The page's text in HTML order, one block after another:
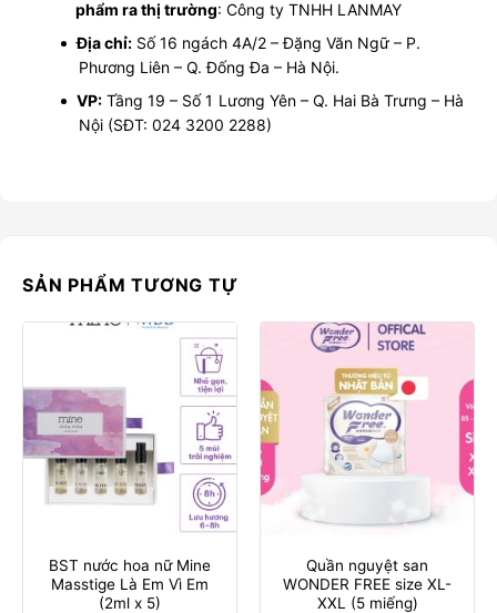
phẩm ra thị trường: Công ty TNHH LANMAY
Địa chỉ: Số 16 ngách 4A/2 – Đặng Văn Ngữ – P.
Phương Liên – Q. Đống Đa – Hà Nội.
VP: Tầng 19 – Số 1 Lương Yên – Q. Hai Bà Trưng – Hà
Nội (SĐT: 024 3200 2288)
SẢN PHẨM TƯƠNG TỰ
BST nước hoa nữ Mine
Masstige Là Em Vì Em
(2ml x 5)
Quần nguyệt san
WONDER FREE size XL-
XXL (5 miếng)